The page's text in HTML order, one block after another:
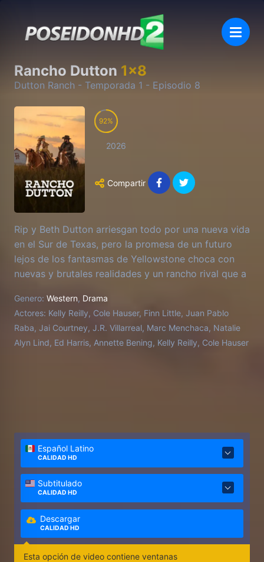
Rancho Dutton 1x8
Dutton Ranch - Temporada 1 - Episodio 8
92
2026
Compartir
Rip y Beth Dutton arriesgan todo por una nueva vida
en el Sur de Texas, pero la promesa de un futuro
lejos de los fantasmas de Yellowstone choca con
nuevas y brutales realidades y un rancho rival que a
Genero: Western, Drama
Actores: Kelly Reilly, Cole Hauser, Finn Little, Juan Pablo
Raba, Jai Courtney, J.R. Villarreal, Marc Menchaca, Natalie
Alyn Lind, Ed Harris, Annette Bening, Kelly Reilly, Cole Hauser
Español Latino
CALIDAD HD
Subtitulado
CALIDAD HD
Descargar
CALIDAD HD
Esta opción de video contiene ventanas